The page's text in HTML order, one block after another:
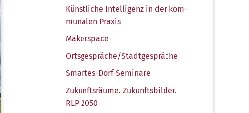
Künst­li­che Intel­li­genz in der kom­
mu­na­len Praxis
Maker­space
Ortsgespräche/​Stadtgespräche
Smar­tes-Dorf-Semi­na­re
Zukunfts­räu­me. Zukunfts­bil­der.
RLP 2050